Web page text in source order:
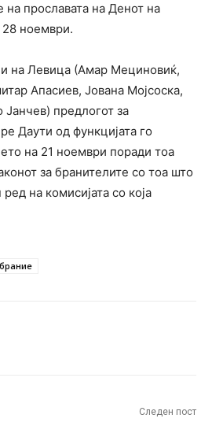
на прославата на Денот на
28 ноември.
на Левица (Амар Мециновиќ,
Апасиев, Јована Мојсоска,
предлогот за
Даути од функцијата го
на 21 ноември поради тоа
за бранителите со тоа што
на комисијата со која
Следен пост